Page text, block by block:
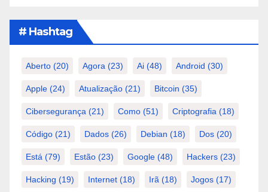
# Hashtag
Aberto (20) Agora (23) Ai (48) Android (30)
Apple (24) Atualização (21) Bitcoin (35)
Cibersegurança (21) Como (51) Criptografia (18)
Código (21) Dados (26) Debian (18) Dos (20)
Está (79) Estão (23) Google (48) Hackers (23)
Hacking (19) Internet (18) Irã (18) Jogos (17)